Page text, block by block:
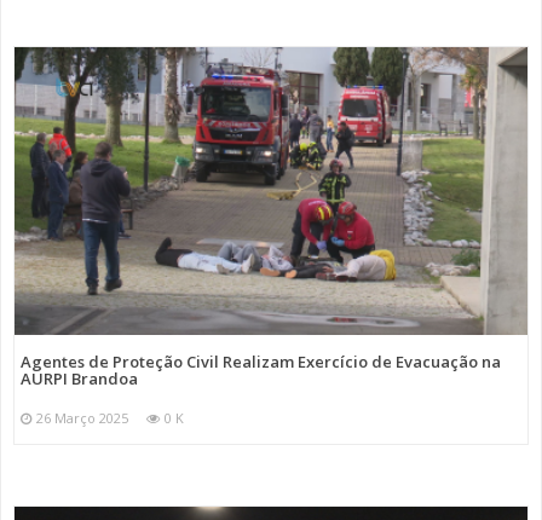
Agentes de Proteção Civil Realizam Exercício de Evacuação na
AURPI Brandoa
26 Março 2025 0 K